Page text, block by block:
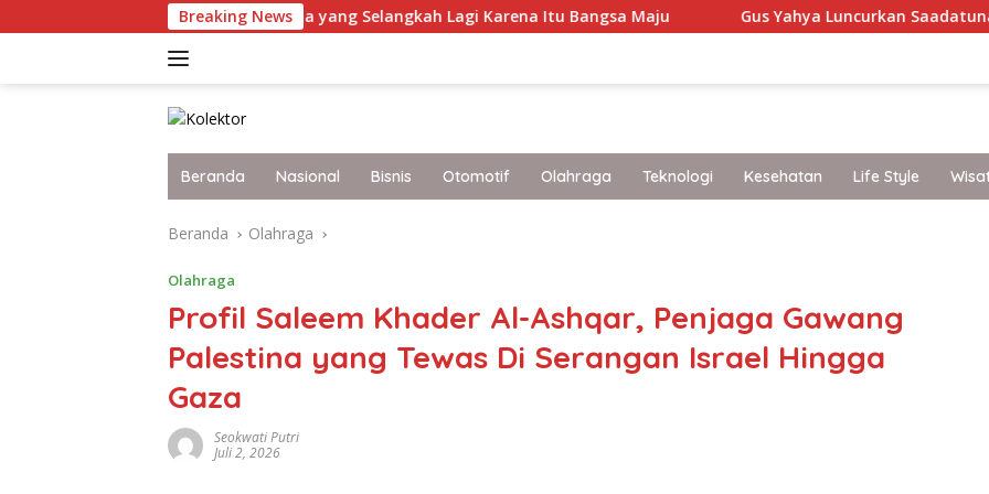
ke
Breaking News
Potret Terkini Malaysia yang Selangkah Lagi Karena Itu Bangsa Maju Gus Yahya Luncurkan Saadatuna, Tegaskan 5
Beranda Nasional Bisnis Otomotif Olahraga Teknologi Kesehatan Life Style
Beranda Olahraga
Olahraga
Profil Saleem Khader Al-Ashqar, Penjaga Gawang
Palestina yang Tewas Di Serangan Israel Hingga
Gaza
Seokwati Putri
Juli 2, 2026